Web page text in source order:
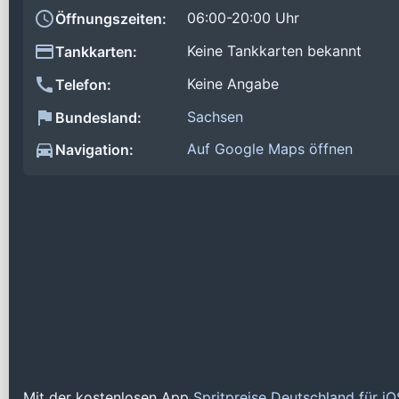
Öffnungszeiten:
06:00-20:00 Uhr
Tankkarten:
Keine Tankkarten bekannt
Telefon:
Keine Angabe
Bundesland:
Sachsen
Navigation:
Auf Google Maps öffnen